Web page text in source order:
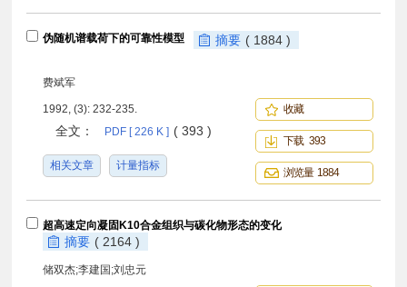
伪随机谱载荷下的可靠性模型 摘要 ( 1884 )
费斌军
1992, (3): 232-235.
全文： PDF [ 226 K ] ( 393 )
相关文章 计量指标
收藏
下载 393
浏览量 1884
超高速定向凝固K10合金组织与碳化物形态的变化
摘要 ( 2164 )
储双杰;李建国;刘忠元